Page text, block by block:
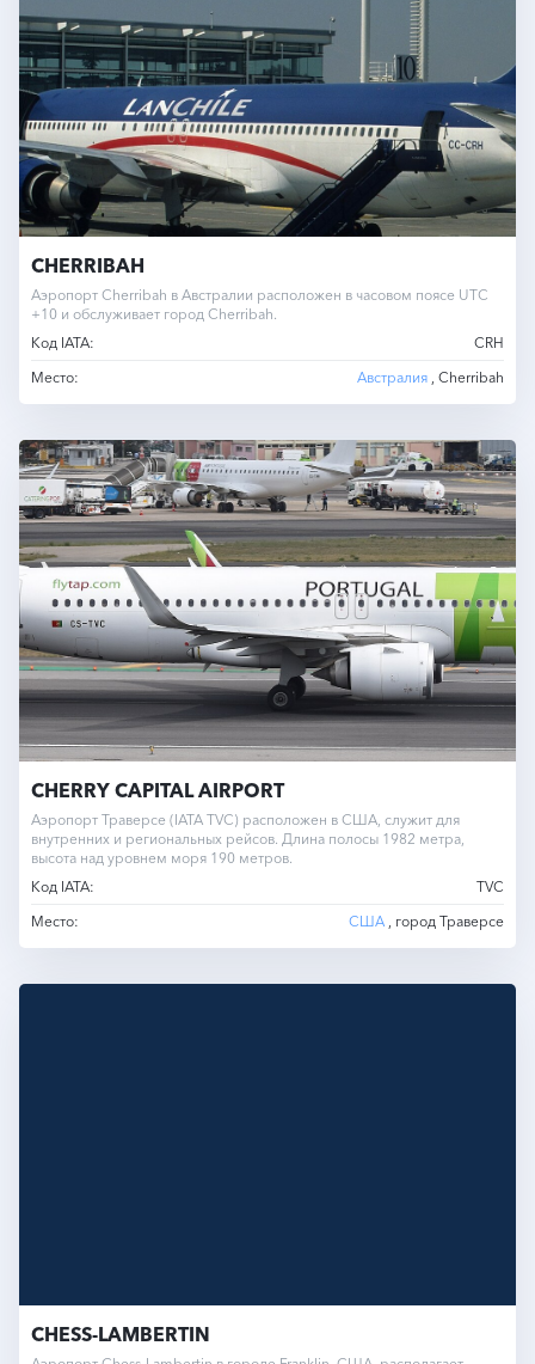
CHERRIBAH
Аэропорт Cherribah в Австралии расположен в часовом поясе UTC
+10 и обслуживает город Cherribah.
Код IATA:
CRH
Место:
Австралия , Cherribah
CHERRY CAPITAL AIRPORT
Аэропорт Траверсе (IATA TVC) расположен в США, служит для
внутренних и региональных рейсов. Длина полосы 1982 метра,
высота над уровнем моря 190 метров.
Код IATA:
TVC
Место:
США , город Траверсе
CHESS-LAMBERTIN